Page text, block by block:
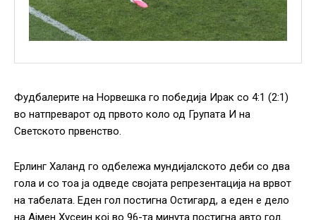
Фудбалерите на Норвешка го победија Ирак со 4:1 (2:1)
во натпреварот од првото коло од Групата И на
Светското првенство.
Ерлинг Халанд го одбележа мундијалското деби со два
гола и со тоа ја одведе својата репрезентација на врвот
на табелата. Еден гол постигна Остигард, а еден е дело
на Ајмен Хусеин кој во 96-та минута постигна авто гол.